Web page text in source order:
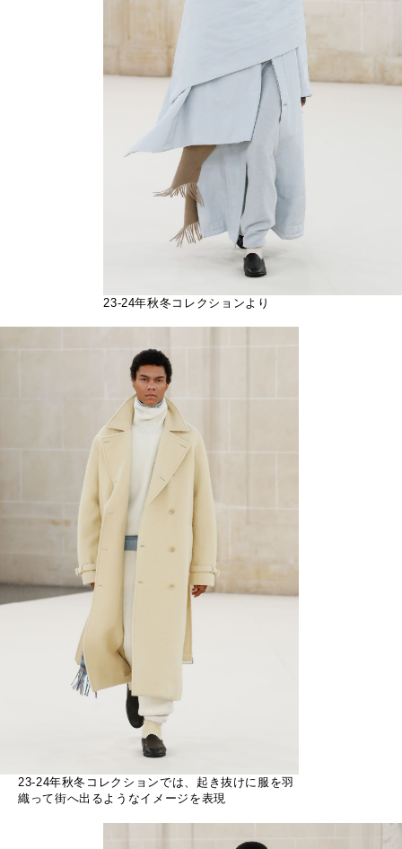
23-24年秋冬コレクションより
23-24年秋冬コレクションでは、起き抜けに服を羽
織って街へ出るようなイメージを表現